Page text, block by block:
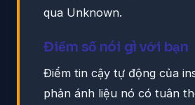
qua Unknown.
Điểm số nói gì với bạn
Điểm tin cậy tự động của
phản ánh liệu nó có tuân